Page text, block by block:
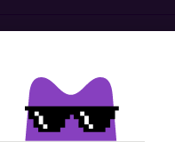
Lépj kapcsolatba velünk